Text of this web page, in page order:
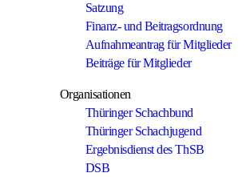
Satzung
Finanz- und Beitragsordnung
Aufnahmeantrag für Mitglieder
Beiträge für Mitglieder
Organisationen
Thüringer Schachbund
Thüringer Schachjugend
Ergebnisdienst des ThSB
DSB